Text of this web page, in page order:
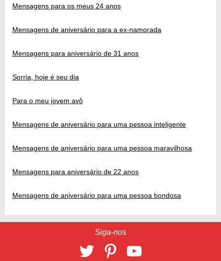
Mensagens para os meus 24 anos
Mensagens de aniversário para a ex-namorada
Mensagens para aniversário de 31 anos
Sorria, hoje é seu dia
Para o meu jovem avô
Mensagens de aniversário para uma pessoa inteligente
Mensagens de aniversário para uma pessoa maravilhosa
Mensagens para aniversário de 22 anos
Mensagens de aniversário para uma pessoa bondosa
Siga-nos